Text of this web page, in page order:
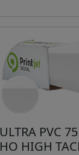
ULTRA PVC
HO HIGH